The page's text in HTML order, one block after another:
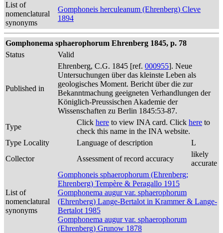
List of
nomenclatural
synonyms
Gomphoneis herculeanum (Ehrenberg) Cleve
1894
Gomphonema sphaerophorum Ehrenberg 1845, p. 78
Status
Valid
Published in
Ehrenberg, C.G. 1845 [ref. 000955]. Neue
Untersuchungen über das kleinste Leben als
geologisches Moment. Bericht über die zur
Bekanntmachung geeigneten Verhandlungen der
Königlich-Preussischen Akademie der
Wissenschaften zu Berlin 1845:53-87.
Type
Click here to view INA card. Click here to
check this name in the INA website.
Type Locality
Language of description
L
Collector
Assessment of record accuracy
likely
accurate
List of
nomenclatural
synonyms
Gomphoneis sphaerophorum (Ehrenberg;
Ehrenberg) Tempère & Peragallo 1915
Gomphonema augur var. sphaerophorum
(Ehrenberg) Lange-Bertalot in Krammer & Lange-
Bertalot 1985
Gomphonema augur var. sphaerophorum
(Ehrenberg) Grunow 1878